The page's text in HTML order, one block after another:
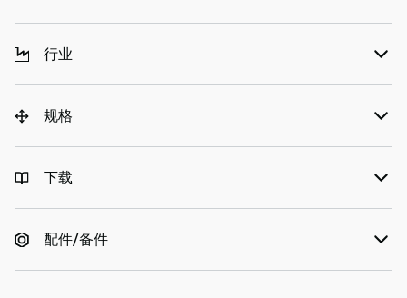
行业
规格
下载
配件/备件